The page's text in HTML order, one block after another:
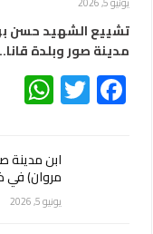
تشييع الشهيد حسن
مدينة صور وبلدة
Facebook
ابن مدينة
مروان) في
يونيو 5, 2026